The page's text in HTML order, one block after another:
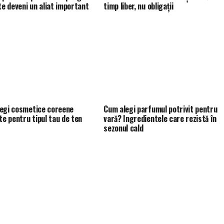
deveni un aliat important timp liber, nu obligații
cosmetice coreene
pentru tipul tau de ten
Cum alegi parfumul potrivit pentru
vară? Ingredientele care rezistă în
sezonul cald